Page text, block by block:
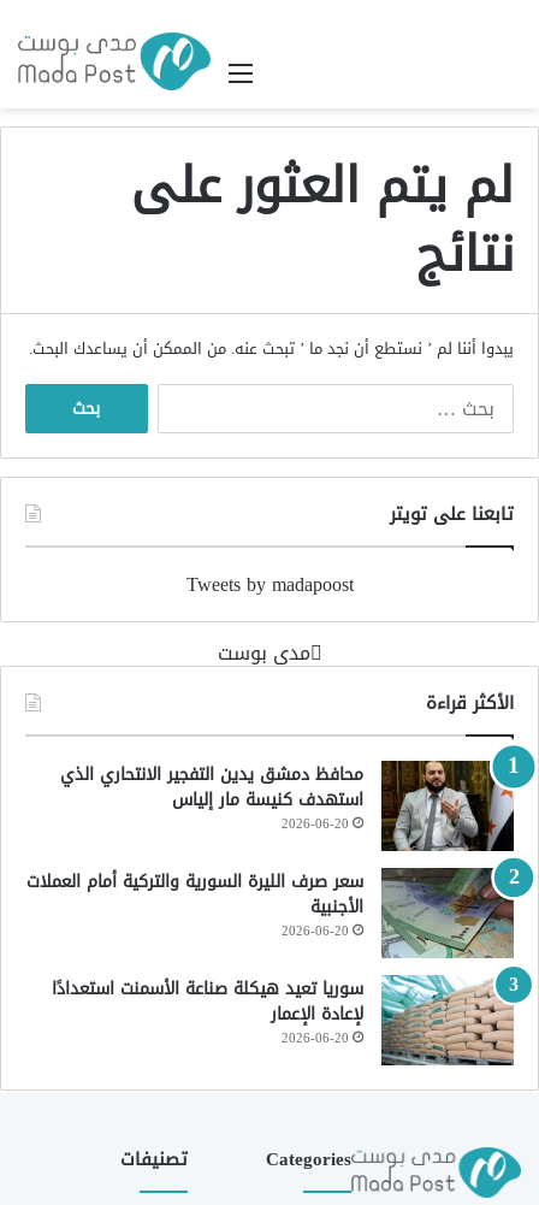
القائمة
لم يتم العثور على
نتائج
يبدوا أننا لم ’ نستطع أن نجد ما ’ تبحث عنه. من الممكن أن يساعدك البحث.
البحث
تابعنا على تويتر
Tweets by madapoost
‏مدى بوست‏
الأكثر قراءة
محافظ دمشق يدين التفجير الانتحاري الذي
استهدف كنيسة مار إلياس
2026-06-20
سعر صرف الليرة السورية والتركية أمام العملات
الأجنبية
2026-06-20
سوريا تعيد هيكلة صناعة الأسمنت استعدادًا
لإعادة الإعمار
2026-06-20
Categories تصنيفات